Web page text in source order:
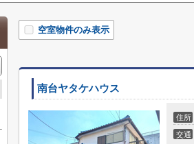
空室物件のみ表示
南台ヤタケハウス
住所
交通